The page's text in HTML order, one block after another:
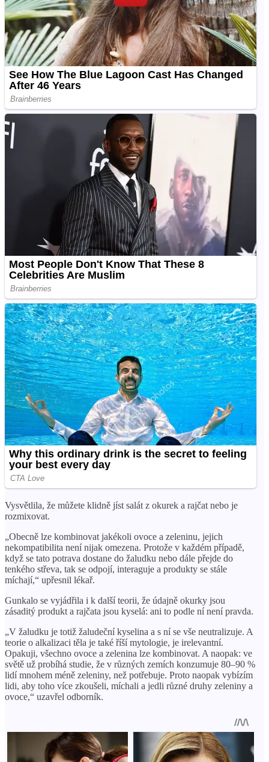
Vysvětlila, že můžete klidně jíst salát z okurek a rajčat nebo je
rozmixovat.
„Obecně lze kombinovat jakékoli ovoce a zeleninu, jejich
nekompatibilita není nijak omezena. Protože v každém případě,
když se tato potrava dostane do žaludku nebo dále přejde do
tenkého střeva, tak se odpojí, interaguje a produkty se stále
míchají,“ upřesnil lékař.
Gunkalo se vyjádřila i k další teorii, že údajně okurky jsou
zásaditý produkt a rajčata jsou kyselá: ani to podle ní není pravda.
„V žaludku je totiž žaludeční kyselina a s ní se vše neutralizuje. A
teorie o alkalizaci těla je také říší mytologie, je irelevantní.
Opakuji, všechno ovoce a zelenina lze kombinovat. A naopak: ve
světě už probíhá studie, že v různých zemích konzumuje 80–90 %
lidí mnohem méně zeleniny, než potřebuje. Proto naopak vybízím
lidi, aby toho více zkoušeli, míchali a jedli různé druhy zeleniny a
ovoce,“ uzavřel odborník.